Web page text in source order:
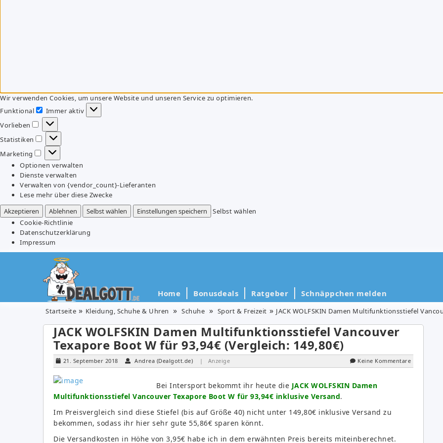
Wir verwenden Cookies, um unsere Website und unseren Service zu optimieren.
Funktional
Funktional
Immer aktiv
Vorlieben
Vorlieben
Statistiken
Statistiken
Marketing
Marketing
Optionen verwalten
Dienste verwalten
Verwalten von {vendor_count}-Lieferanten
Lese mehr über diese Zwecke
Akzeptieren
Ablehnen Selbst wählen Einstellungen speichern
Selbst wählen
Cookie-Richtlinie
Datenschutzerklärung
Impressum
Home Bonusdeals Ratgeber Schnäppchen melden
Startseite Kleidung, Schuhe & Uhren Schuhe Sport & Freizeit JACK WOLFSKIN Damen Multifunktionsstiefel
JACK WOLFSKIN Damen Multifunktionsstiefel Vancouver
Texapore Boot W für 93,94€ (Vergleich: 149,80€)
21. September 2018 Andrea (Dealgott.de) | Anzeige Keine Kommentare
Bei Intersport bekommt ihr heute die JACK WOLFSKIN Damen
Multifunktionsstiefel Vancouver Texapore Boot W für 93,94€ inklusive Versand.
Im Preisvergleich sind diese Stiefel (bis auf Größe 40) nicht unter 149,80€ inklusive Versand zu
bekommen, sodass ihr hier sehr gute 55,86€ sparen könnt.
Die Versandkosten in Höhe von 3,95€ habe ich in dem erwähnten Preis bereits miteinberechnet.